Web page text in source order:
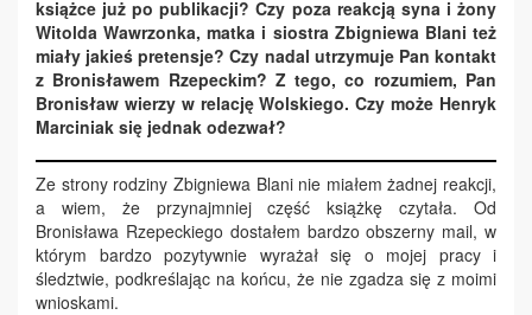
książce już po publikacji? Czy poza reakcją syna i żony
Witolda Wawrzonka, matka i siostra Zbigniewa Blani też
miały jakieś pretensje? Czy nadal utrzymuje Pan kontakt
z Bronisławem Rzepeckim? Z tego, co rozumiem, Pan
Bronisław wierzy w relację Wolskiego. Czy może Henryk
Marciniak się jednak odezwał?
Ze strony rodziny Zbigniewa Blani nie miałem żadnej reakcji,
a wiem, że przynajmniej część książkę czytała. Od
Bronisława Rzepeckiego dostałem bardzo obszerny mail, w
którym bardzo pozytywnie wyrażał się o mojej pracy i
śledztwie, podkreślając na końcu, że nie zgadza się z moimi
wnioskami.